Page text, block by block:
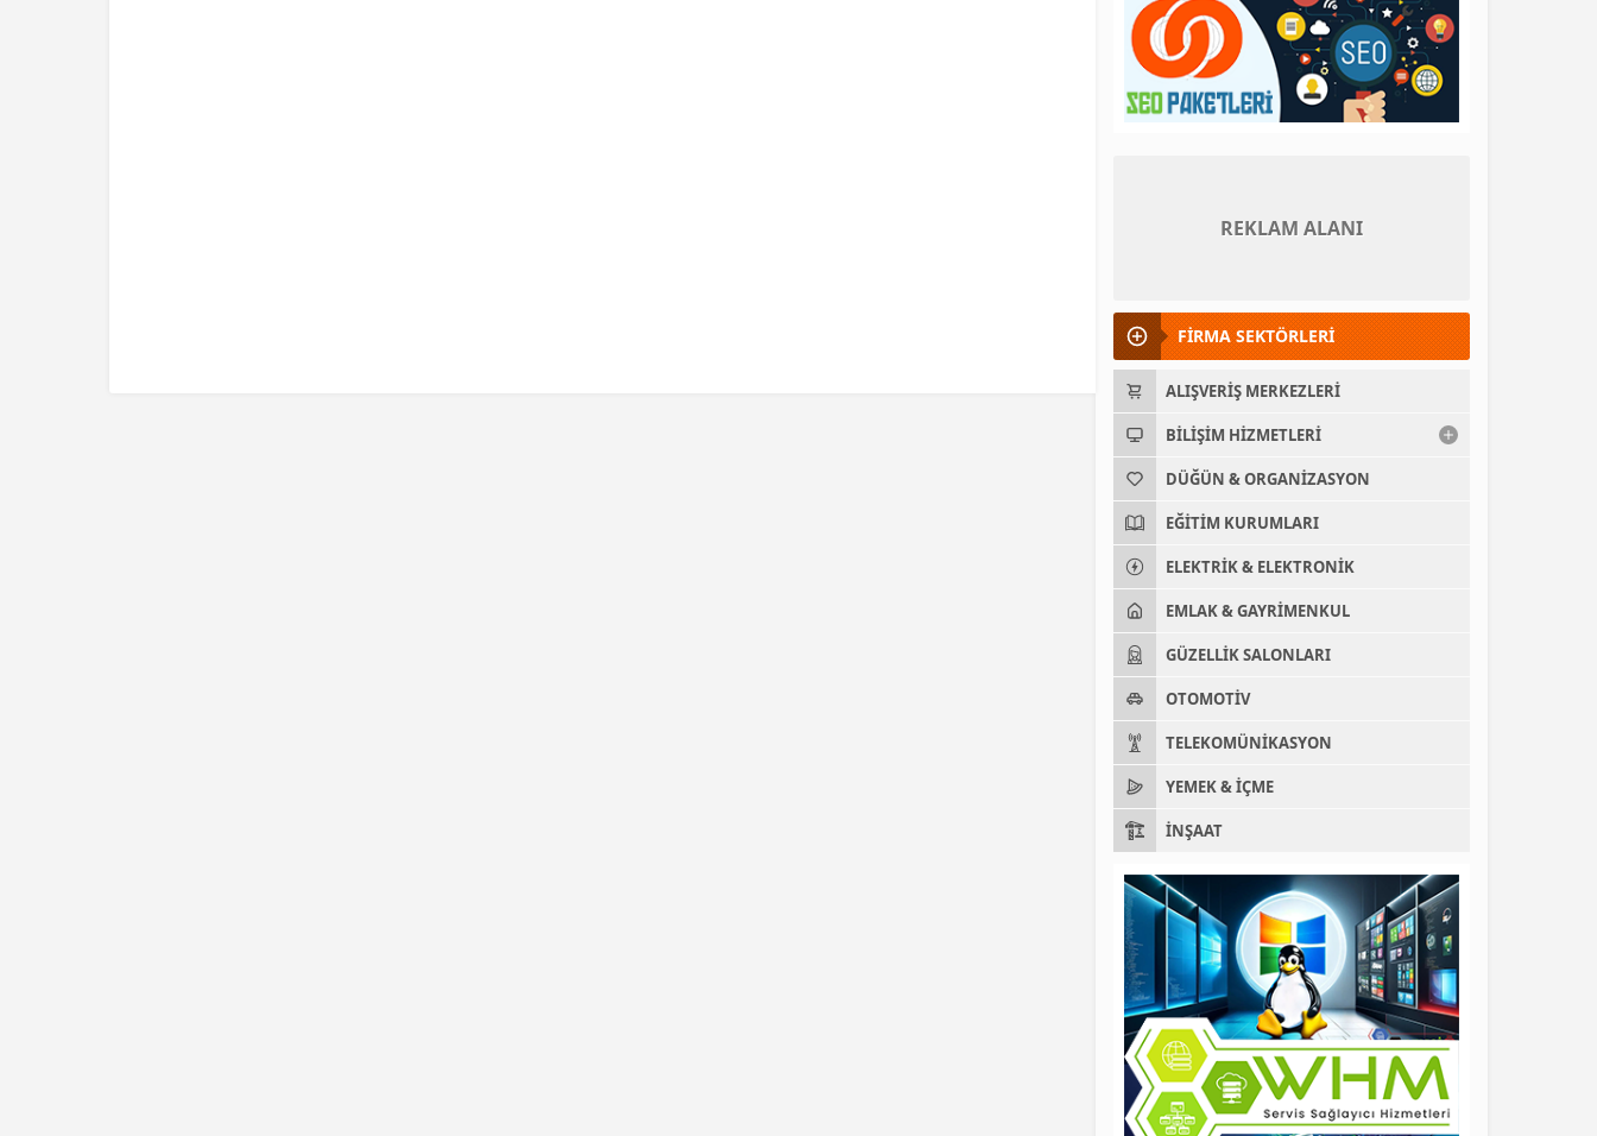
REKLAM ALANI
FİRMA SEKTÖRLERİ
ALIŞVERIŞ MERKEZLERI
BILIŞIM HIZMETLERI
DÜĞÜN & ORGANIZASYON
EĞITIM KURUMLARI
ELEKTRIK & ELEKTRONIK
EMLAK & GAYRIMENKUL
GÜZELLIK SALONLARI
OTOMOTIV
TELEKOMÜNIKASYON
YEMEK & İÇME
İNŞAAT